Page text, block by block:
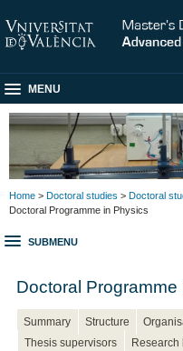
MENU
Home > Doctoral studies > Doctoral
Doctoral Programme in Physics
SUBMENU
Doctoral Programme
Summary Structure
Thesis supervisors
Research